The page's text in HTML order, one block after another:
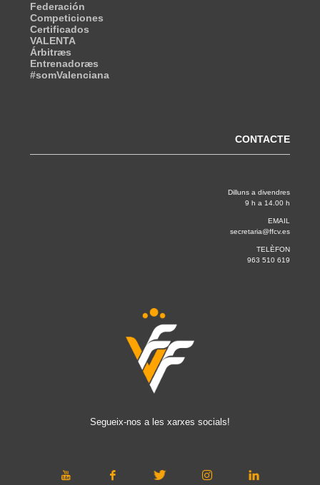
Federación
Competiciones
Certificados
VALENTA
Árbitræs
Entrenadoræs
#somValenciana
CONTACTE
Dilluns a divendres
9 h a 14.00 h
EMAIL
secretaria@ffcv.es
TELÈFON
963 510 619
Segueix-nos a les xarxes socials!